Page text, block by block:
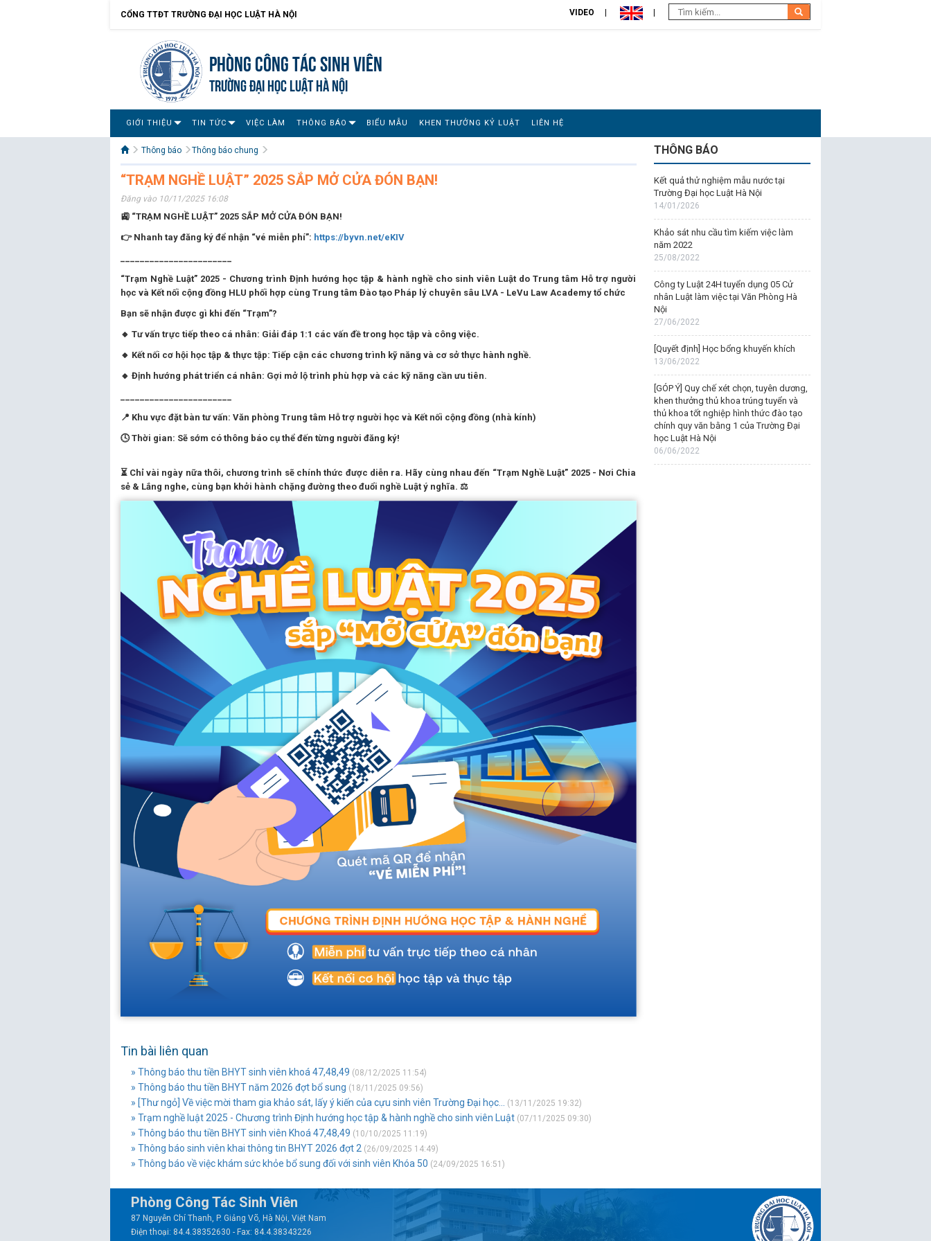
CỔNG TTĐT TRƯỜNG ĐẠI HỌC LUẬT HÀ NỘI VIDEO
Phòng Công tác sinh viên
TRƯỜNG ĐẠI HỌC LUẬT HÀ NỘI
GIỚI THIỆU TIN TỨC VIỆC LÀM THÔNG BÁO BIỂU MẪU KHEN THƯỞNG KỶ LUẬT LIÊN HỆ
Thông báo Thông báo chung
“TRẠM NGHỀ LUẬT” 2025 SẮP MỞ CỬA ĐÓN BẠN!
Đăng vào 10/11/2025 16:08
🚉 “TRẠM NGHỀ LUẬT” 2025 SẮP MỞ CỬA ĐÓN BẠN!
👉 Nhanh tay đăng ký để nhận “vé miễn phí”: https://byvn.net/eKIV
_______________________
“Trạm Nghề Luật” 2025 - Chương trình Định hướng học tập & hành nghề cho sinh viên Luật do Trung tâm Hỗ trợ người
học và Kết nối cộng đồng HLU phối hợp cùng Trung tâm Đào tạo Pháp lý chuyên sâu LVA - LeVu Law Academy tổ chức
Bạn sẽ nhận được gì khi đến “Trạm”?
🔸 Tư vấn trực tiếp theo cá nhân: Giải đáp 1:1 các vấn đề trong học tập và công việc.
🔸 Kết nối cơ hội học tập & thực tập: Tiếp cận các chương trình kỹ năng và cơ sở thực hành nghề.
🔸 Định hướng phát triển cá nhân: Gợi mở lộ trình phù hợp và các kỹ năng cần ưu tiên.
_______________________
📍 Khu vực đặt bàn tư vấn: Văn phòng Trung tâm Hỗ trợ người học và Kết nối cộng đồng (nhà kính)
🕓 Thời gian: Sẽ sớm có thông báo cụ thể đến từng người đăng ký!
⏳ Chỉ vài ngày nữa thôi, chương trình sẽ chính thức được diễn ra. Hãy cùng nhau đến “Trạm Nghề Luật” 2025 - Nơi Chia
sẻ & Lắng nghe, cùng bạn khởi hành chặng đường theo đuổi nghề Luật ý nghĩa. ⚖
Tin bài liên quan
» Thông báo thu tiền BHYT sinh viên khoá 47,48,49 (08/12/2025 11:54)
» Thông báo thu tiền BHYT năm 2026 đợt bổ sung (18/11/2025 09:56)
» [Thư ngỏ] Về việc mời tham gia khảo sát, lấy ý kiến của cựu sinh viên Trường Đại học... (13/11/2025 19:32)
» Trạm nghề luật 2025 - Chương trình Định hướng học tập & hành nghề cho sinh viên Luật (07/11/2025 09:30)
» Thông báo thu tiền BHYT sinh viên Khoá 47,48,49 (10/10/2025 11:19)
» Thông báo sinh viên khai thông tin BHYT 2026 đợt 2 (26/09/2025 14:49)
» Thông báo về việc khám sức khỏe bổ sung đối với sinh viên Khóa 50 (24/09/2025 16:51)
THÔNG BÁO
Kết quả thử nghiệm mẫu nước tại
Trường Đại học Luật Hà Nội
14/01/2026
Khảo sát nhu cầu tìm kiếm việc làm
năm 2022
25/08/2022
Công ty Luật 24H tuyển dụng 05 Cử
nhân Luật làm việc tại Văn Phòng Hà
Nội
27/06/2022
[Quyết định] Học bổng khuyến khích
13/06/2022
[GÓP Ý] Quy chế xét chọn, tuyên dương,
khen thưởng thủ khoa trúng tuyển và
thủ khoa tốt nghiệp hình thức đào tạo
chính quy văn bằng 1 của Trường Đại
học Luật Hà Nội
06/06/2022
Phòng Công Tác Sinh Viên
87 Nguyễn Chí Thanh, P. Giảng Võ, Hà Nội, Việt Nam
Điện thoại: 84.4.38352630 - Fax: 84.4.38343226